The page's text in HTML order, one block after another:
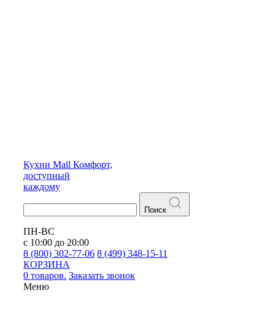
Кухни Mall Комфорт,
доступный
каждому
Поиск
ПН-ВС
с 10:00 до 20:00
8 (800) 302-77-06 8 (499) 348-15-11
КОРЗИНА
0 товаров. Заказать звонок
Меню